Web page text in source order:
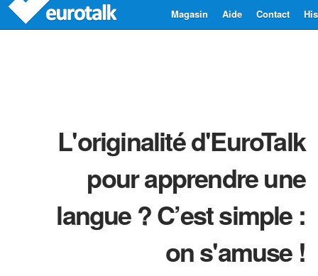
Contact
Aide
Magasin
L'originalité d'EuroTalk
pour apprendre une
langue ? C’est simple :
on s'amuse !